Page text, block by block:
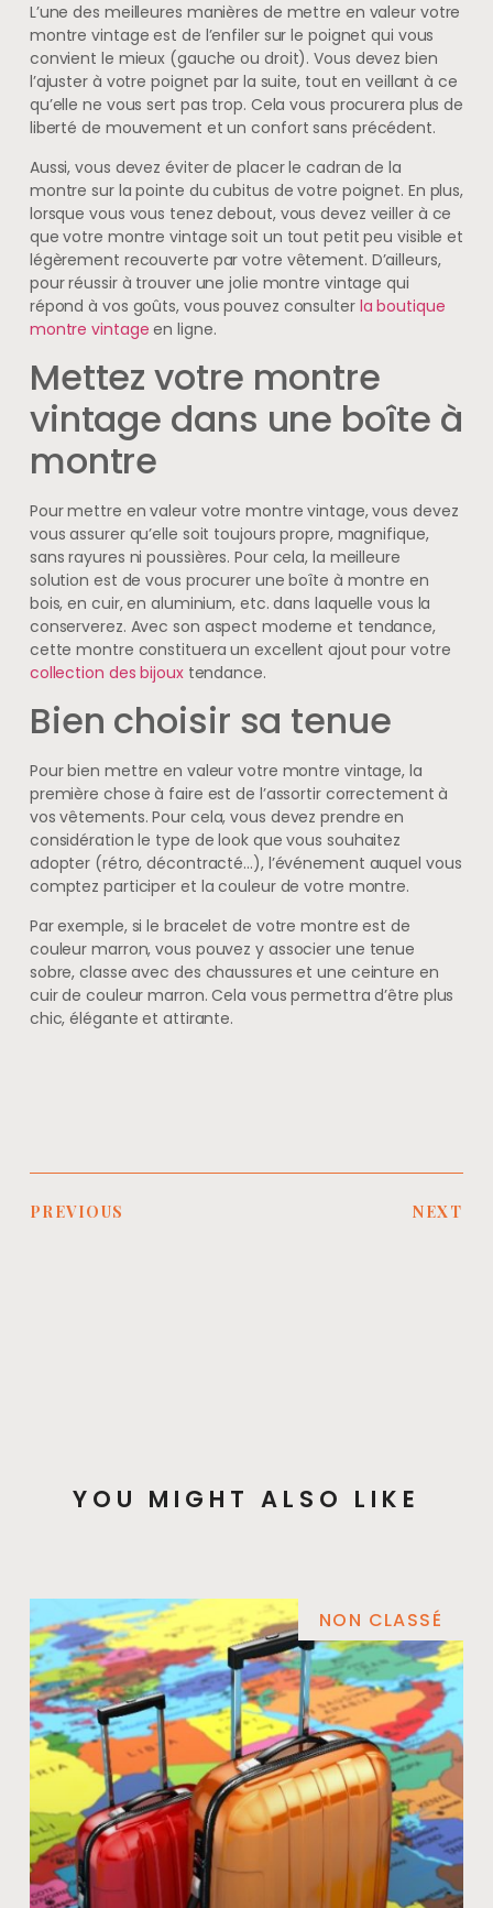
L’une des meilleures manières de mettre en valeur votre
montre vintage est de l’enfiler sur le poignet qui vous
convient le mieux (gauche ou droit). Vous devez bien
l’ajuster à votre poignet par la suite, tout en veillant à ce
qu’elle ne vous sert pas trop. Cela vous procurera plus de
liberté de mouvement et un confort sans précédent.
Aussi, vous devez éviter de placer le cadran de la
montre sur la pointe du cubitus de votre poignet. En plus,
lorsque vous vous tenez debout, vous devez veiller à ce
que votre montre vintage soit un tout petit peu visible et
légèrement recouverte par votre vêtement. D’ailleurs,
pour réussir à trouver une jolie montre vintage qui
répond à vos goûts, vous pouvez consulter la boutique
montre vintage en ligne.
Mettez votre montre
vintage dans une boîte à
montre
Pour mettre en valeur votre montre vintage, vous devez
vous assurer qu’elle soit toujours propre, magnifique,
sans rayures ni poussières. Pour cela, la meilleure
solution est de vous procurer une boîte à montre en
bois, en cuir, en aluminium, etc. dans laquelle vous la
conserverez. Avec son aspect moderne et tendance,
cette montre constituera un excellent ajout pour votre
collection des bijouxtendance.
Bien choisir sa tenue
Pour bien mettre en valeur votre montre vintage, la
première chose à faire est de l’assortir correctement à
vos vêtements. Pour cela, vous devez prendre en
considération le type de look que vous souhaitez
adopter (rétro, décontracté…), l’événement auquel vous
comptez participer et la couleur de votre montre.
Par exemple, si le bracelet de votre montre est de
couleur marron, vous pouvez y associer une tenue
sobre, classe avec des chaussures et une ceinture en
cuir de couleur marron. Cela vous permettra d’être plus
chic, élégante et attirante.
PREVIOUS NEXT
YOU MIGHT ALSO LIKE
NON CLASSÉ